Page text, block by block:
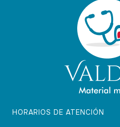
HORARIOS DE ATENCIÓN